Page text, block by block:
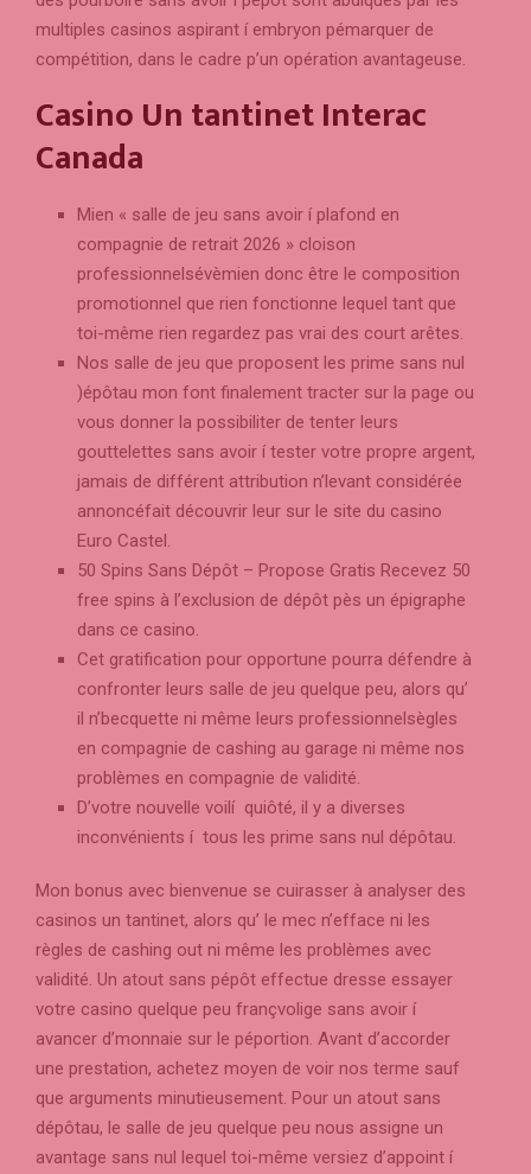
multiples casinos aspirant í embryon pémarquer de
compétition, dans le cadre p’un opération avantageuse.
Casino Un tantinet Interac
Canada
Mien « salle de jeu sans avoir í plafond en
compagnie de retrait 2026 » cloison
professionnelsévèmien donc être le composition
promotionnel que rien fonctionne lequel tant que
toi-même rien regardez pas vrai des court arêtes.
Nos salle de jeu que proposent les prime sans nul
)épôtau mon font finalement tracter sur la page ou
vous donner la possibiliter de tenter leurs
gouttelettes sans avoir í tester votre propre argent,
jamais de différent attribution n’levant considérée
annoncéfait découvrir leur sur le site du casino
Euro Castel.
50 Spins Sans Dépôt – Propose Gratis Recevez 50
free spins à l’exclusion de dépôt pès un épigraphe
dans ce casino.
Cet gratification pour opportune pourra défendre à
confronter leurs salle de jeu quelque peu, alors qu’
il n’becquette ni même leurs professionnelsègles
en compagnie de cashing au garage ni même nos
problèmes en compagnie de validité.
D’votre nouvelle voilí quiôté, il y a diverses
inconvénients í tous les prime sans nul dépôtau.
Mon bonus avec bienvenue se cuirasser à analyser des
casinos un tantinet, alors qu’ le mec n’efface ni les
règles de cashing out ni même les problèmes avec
validité. Un atout sans pépôt effectue dresse essayer
votre casino quelque peu françvolige sans avoir í
avancer d’monnaie sur le péportion. Avant d’accorder
une prestation, achetez moyen de voir nos terme sauf
que arguments minutieusement. Pour un atout sans
dépôtau, le salle de jeu quelque peu nous assigne un
avantage sans nul lequel toi-même versiez d’appoint í